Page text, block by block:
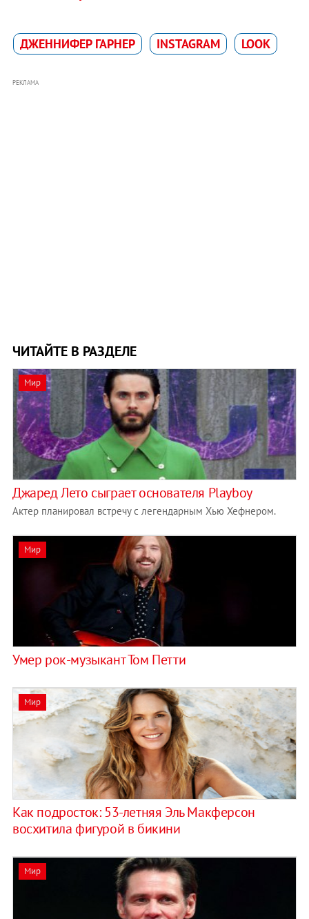
ДЖЕННИФЕР ГАРНЕР INSTAGRAM LOOK
РЕКЛАМА
ЧИТАЙТЕ В РАЗДЕЛЕ
Мир
Джаред Лето сыграет основателя Playboy
Актер планировал встречу с легендарным Хью Хефнером.
Мир
Умер рок-музыкант Том Петти
Мир
Как подросток: 53-летняя Эль Макферсон
восхитила фигурой в бикини
Мир